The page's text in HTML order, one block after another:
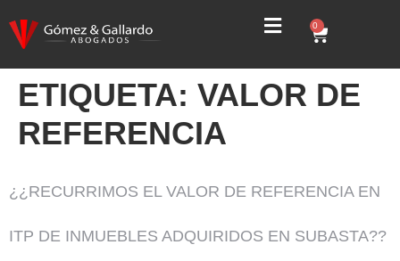
0
ETIQUETA: VALOR DE
REFERENCIA
¿¿RECURRIMOS EL VALOR DE REFERENCIA EN
ITP DE INMUEBLES ADQUIRIDOS EN SUBASTA??